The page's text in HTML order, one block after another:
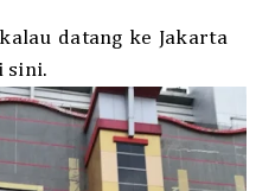
datang ke Jakarta
sini.